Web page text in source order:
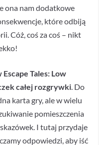
ona nam dodatkowe
które odbiją
Cóż, coś za coś – nikt
Tales: Low
całej rozgrywki. Do
karta gry, ale w wielu
pomieszczenia
I tutaj przydaje
odpowiedzi, aby iść